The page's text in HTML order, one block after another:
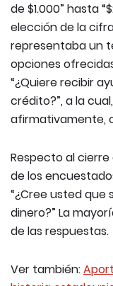
de $1.000” hasta
elección de la
representaba un
opciones
“¿Quiere recibir
crédito?”, a la
afirmativamente,
Respecto al
de los
“¿Cree usted que
dinero?” La
de las respuestas.
Ver también: